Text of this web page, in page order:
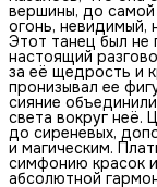
вершины, до самой
огонь,
Этот танец был
настоящий
за её щедрость и
пронизывал ее
сияние
света вокруг неё.
до сиреневых,
и магическим.
симфонию красок
абсолютной